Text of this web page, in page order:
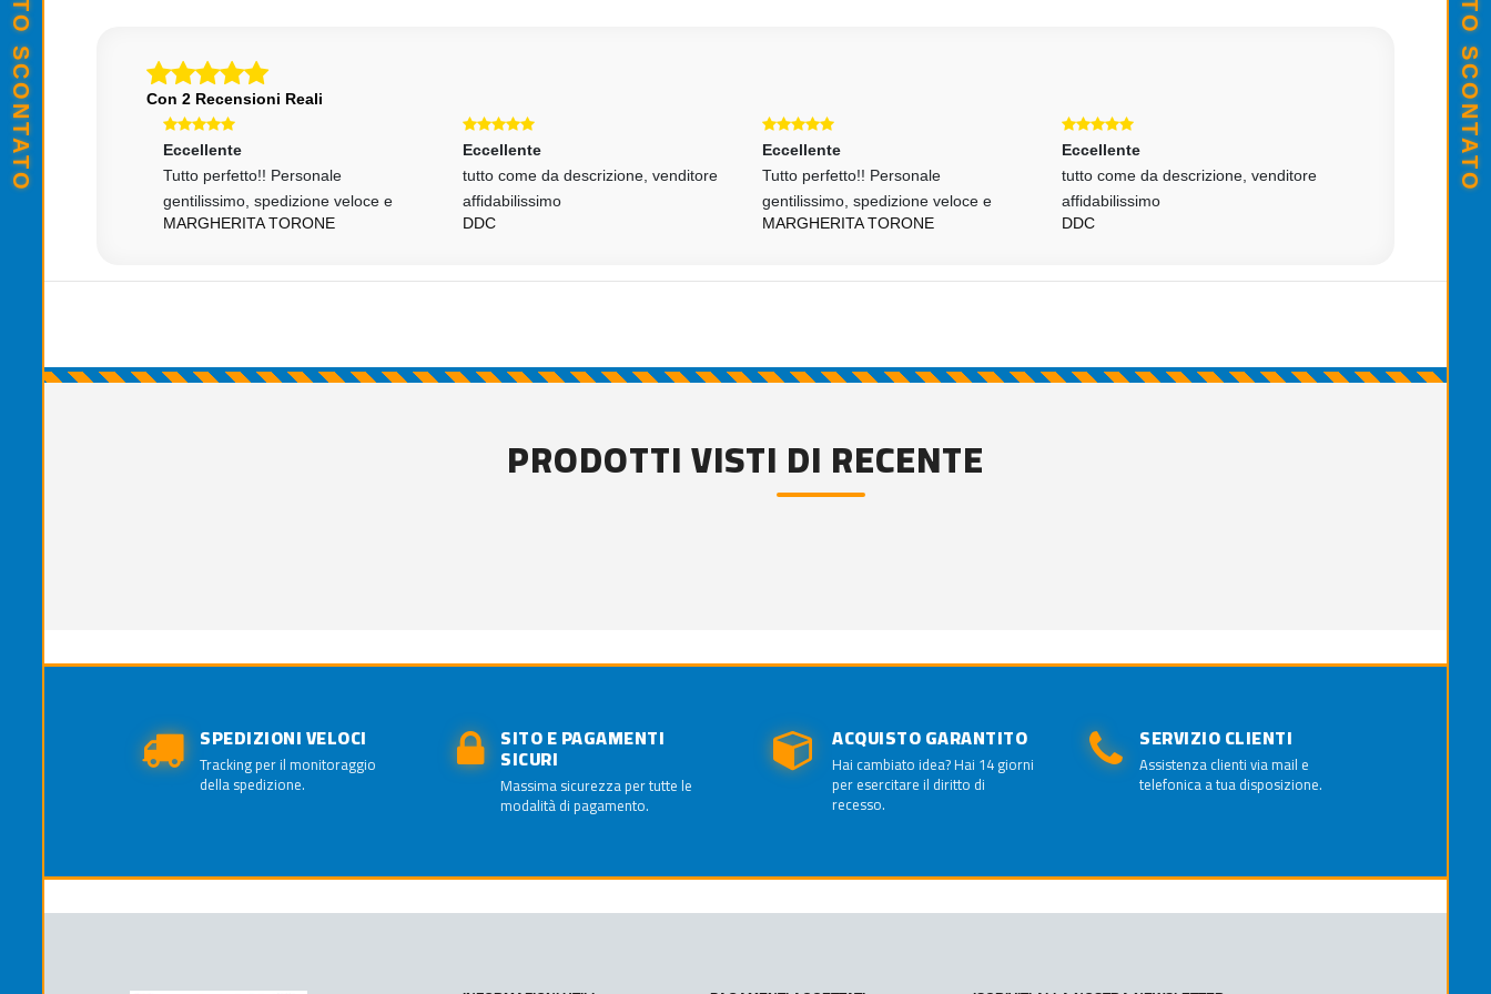
Con 2 Recensioni Reali
venditore
Eccellente
Tutto perfetto!! Personale
gentilissimo, spedizione veloce e
MARGHERITA TORONE
Eccellente
tutto come da descrizione, venditore
affidabilissimo
DDC
Eccellente
Tutto perfetto!! Personale
gentilissimo, spedizione veloce e
MARGHERITA TORONE
Eccellente
tutto come da descrizione, venditore
affidabilissimo
DDC
Tutto perfetto!!
PRODOTTI VISTI DI RECENTE
SPEDIZIONI VELOCI
Tracking per il monitoraggio
della spedizione.
SITO E PAGAMENTI
SICURI
Massima sicurezza per tutte le
modalità di pagamento.
ACQUISTO GARANTITO
Hai cambiato idea? Hai 14 giorni
per esercitare il diritto di
recesso.
SERVIZIO CLIENTI
Assistenza clienti via mail e
telefonica a tua disposizione.